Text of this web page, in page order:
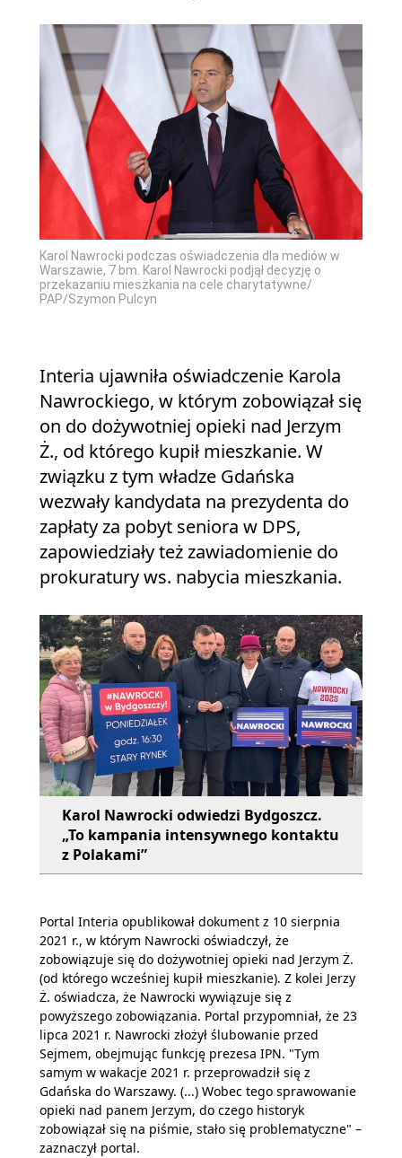
Karol Nawrocki podczas oświadczenia dla mediów w
Warszawie, 7 bm. Karol Nawrocki podjął decyzję o
przekazaniu mieszkania na cele charytatywne/
PAP/Szymon Pulcyn
Interia ujawniła oświadczenie Karola
Nawrockiego, w którym zobowiązał się
on do dożywotniej opieki nad Jerzym
Ż., od którego kupił mieszkanie. W
związku z tym władze Gdańska
wezwały kandydata na prezydenta do
zapłaty za pobyt seniora w DPS,
zapowiedziały też zawiadomienie do
prokuratury ws. nabycia mieszkania.
Karol Nawrocki odwiedzi Bydgoszcz.
„To kampania intensywnego kontaktu
z Polakami”
Portal Interia opublikował dokument z 10 sierpnia
2021 r., w którym Nawrocki oświadczył, że
zobowiązuje się do dożywotniej opieki nad Jerzym Ż.
(od którego wcześniej kupił mieszkanie). Z kolei Jerzy
Ż. oświadcza, że Nawrocki wywiązuje się z
powyższego zobowiązania. Portal przypomniał, że 23
lipca 2021 r. Nawrocki złożył ślubowanie przed
Sejmem, obejmując funkcję prezesa IPN. "Tym
samym w wakacje 2021 r. przeprowadził się z
Gdańska do Warszawy. (...) Wobec tego sprawowanie
opieki nad panem Jerzym, do czego historyk
zobowiązał się na piśmie, stało się problematyczne" –
zaznaczył portal.